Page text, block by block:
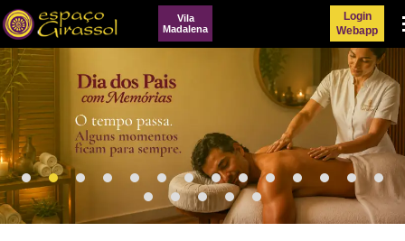
Login
Webapp
Vila
Madalena